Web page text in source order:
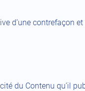
d’une contrefaçon
du Contenu qu’il